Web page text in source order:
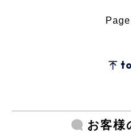
お客様